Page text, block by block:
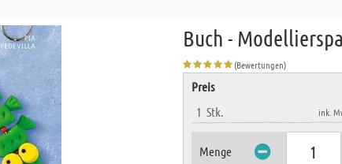
Buch -
(Bewertungen)
Preis
1 Stk. ink.
Menge